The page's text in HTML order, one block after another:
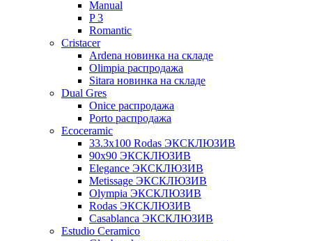
Manual
P 3
Romantic
Cristacer
Ardena новинка на складе
Olimpia распродажа
Sitara новинка на складе
Dual Gres
Onice распродажа
Porto распродажа
Ecoceramic
33.3х100 Rodas ЭКСКЛЮЗИВ
90x90 ЭКСКЛЮЗИВ
Elegance ЭКСКЛЮЗИВ
Metissage ЭКСКЛЮЗИВ
Olympia ЭКСКЛЮЗИВ
Rodas ЭКСКЛЮЗИВ
Сasablanca ЭКСКЛЮЗИВ
Estudio Ceramico